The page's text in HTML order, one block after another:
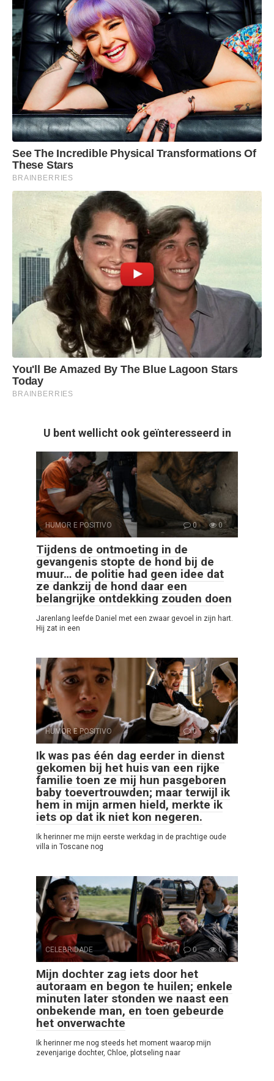
U bent wellicht ook geïnteresseerd in
HUMOR E POSITIVO 0 0
Tijdens de ontmoeting in de
gevangenis stopte de hond bij de
muur… de politie had geen idee dat
ze dankzij de hond daar een
belangrijke ontdekking zouden doen
Jarenlang leefde Daniel met een zwaar gevoel in zijn hart.
Hij zat in een
HUMOR E POSITIVO 0 1
Ik was pas één dag eerder in dienst
gekomen bij het huis van een rijke
familie toen ze mij hun pasgeboren
baby toevertrouwden; maar terwijl ik
hem in mijn armen hield, merkte ik
iets op dat ik niet kon negeren.
Ik herinner me mijn eerste werkdag in de prachtige oude
villa in Toscane nog
CELEBRIDADE 0 0
Mijn dochter zag iets door het
autoraam en begon te huilen; enkele
minuten later stonden we naast een
onbekende man, en toen gebeurde
het onverwachte
Ik herinner me nog steeds het moment waarop mijn
zevenjarige dochter, Chloe, plotseling naar